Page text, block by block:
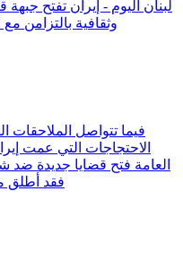
فيما تتواصل الملاحقات
الاحتجاجات التي عمت
العامة فتح قضايا جديدة
فقد أطلق